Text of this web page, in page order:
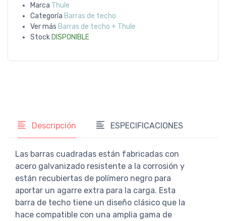
Marca Thule
Categoría Barras de techo
Ver más Barras de techo + Thule
Stock DISPONIBLE
Descripción ESPECIFICACIONES
Las barras cuadradas están fabricadas con
acero galvanizado resistente a la corrosión y
están recubiertas de polímero negro para
aportar un agarre extra para la carga. Esta
barra de techo tiene un diseño clásico que la
hace compatible con una amplia gama de